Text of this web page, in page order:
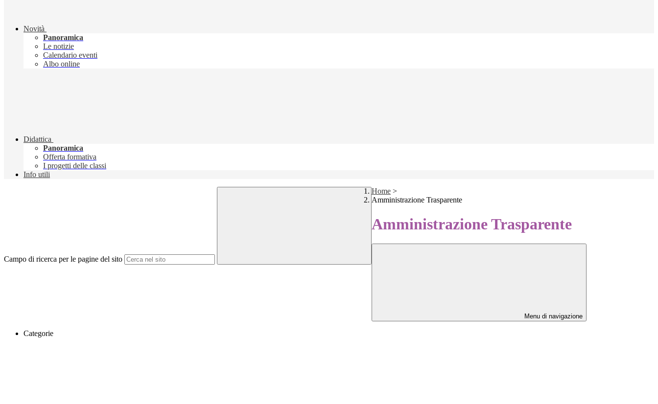
Novità
Panoramica
Le notizie
Calendario eventi
Albo online
Didattica
Panoramica
Offerta formativa
I progetti delle classi
Info utili
Campo di ricerca per le pagine del sito
Home >
Amministrazione Trasparente
Amministrazione Trasparente
Menu di navigazione
Categorie